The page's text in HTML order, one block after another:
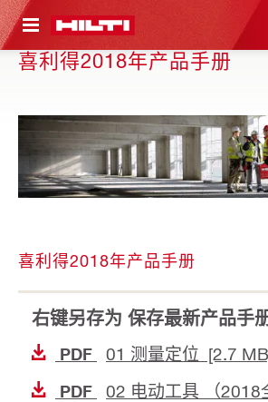
到主页
喜利得2018年产品手册
喜利得2018年产品手册
右键另存为 保存最新产品手
PDF 01 测量定位 [2.7
PDF
02 电动工具 （2018